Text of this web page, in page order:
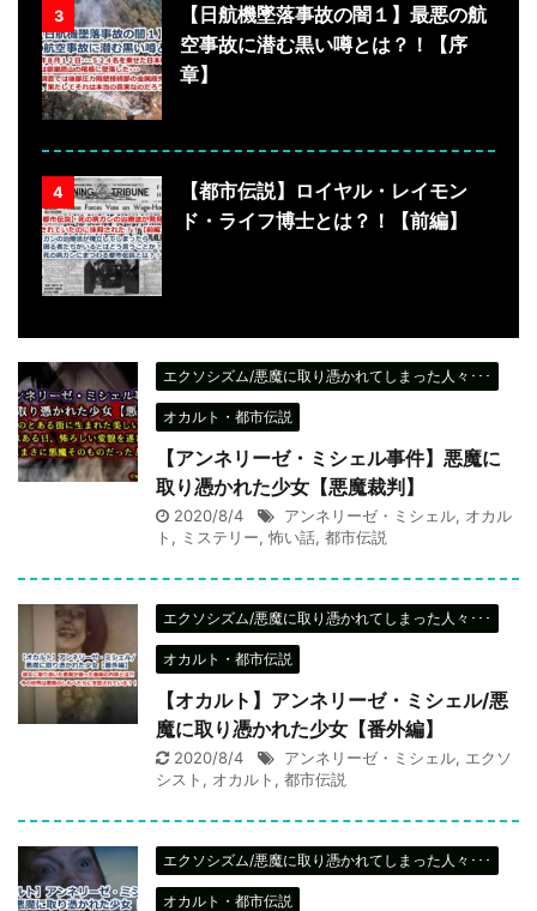
3
【日航機墜落事故の闇１】最悪の航
空事故に潜む黒い噂とは？！【序
章】
4
【都市伝説】ロイヤル・レイモン
ド・ライフ博士とは？！【前編】
エクソシズム/悪魔に取り憑かれてしまった人々･･･
オカルト・都市伝説
【アンネリーゼ・ミシェル事件】悪魔に
取り憑かれた少女【悪魔裁判】
2020/8/4 アンネリーゼ・ミシェル, オカル
ト , ミステリー, 怖い話, 都市伝説
エクソシズム/悪魔に取り憑かれてしまった人々･･･
オカルト・都市伝説
【オカルト】アンネリーゼ・ミシェル/悪
魔に取り憑かれた少女【番外編】
2020/8/4 アンネリーゼ・ミシェル, エクソ
シスト , オカルト , 都市伝説
エクソシズム/悪魔に取り憑かれてしまった人々･･･
オカルト・都市伝説